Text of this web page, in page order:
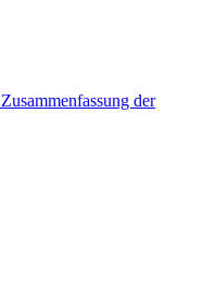
Zusammenfassung der